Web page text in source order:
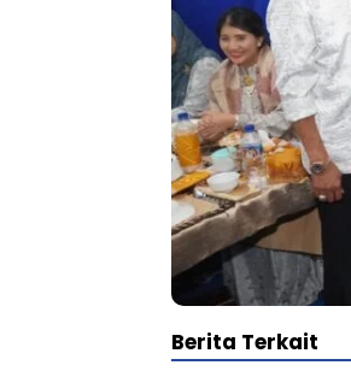
Berita Terkait